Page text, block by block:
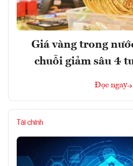
Giá vàng trong
chuỗi giảm sâu 4
Đọc ngay
Tài chính